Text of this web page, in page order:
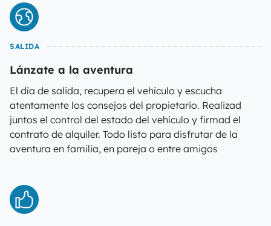
SALIDA
Lánzate a la aventura
El día de salida, recupera el vehículo y escucha
atentamente los consejos del propietario. Realizad
juntos el control del estado del vehículo y firmad el
contrato de alquiler. Todo listo para disfrutar de la
aventura en familia, en pareja o entre amigos